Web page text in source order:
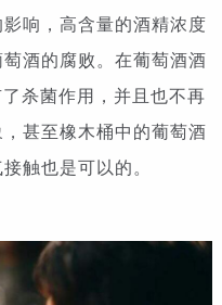
响，高含量的酒精浓度
酒的腐败。在葡萄酒酒
杀菌作用，并且也不再
甚至橡木桶中的葡萄酒
触也是可以的。